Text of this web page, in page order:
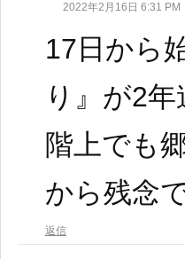
2022年2月16日 6:31 PM
17日から
り』が2年
階上でも
から残念
返信